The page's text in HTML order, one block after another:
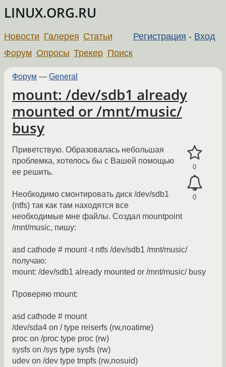
LINUX.ORG.RU
Регистрация - Вход
Новости Галерея Статьи
Форум Опросы Трекер Поиск
Форум — General
mount: /dev/sdb1 already
mounted or /mnt/music/
busy
0
0
Приветствую. Образовалась небольшая
проблемка, хотелось бы с Вашей помощью
ее решить.
Необходимо смонтировать диск /dev/sdb1
(ntfs) так как там находятся все
необходимые мне файлы. Создал mountpoint
/mnt/music, пишу:
asd cathode # mount -t ntfs /dev/sdb1 /mnt/music/
получаю:
mount: /dev/sdb1 already mounted or /mnt/music/ busy
Проверяю mount:
asd cathode # mount
/dev/sda4 on / type reiserfs (rw,noatime)
proc on /proc type proc (rw)
sysfs on /sys type sysfs (rw)
udev on /dev type tmpfs (rw,nosuid)